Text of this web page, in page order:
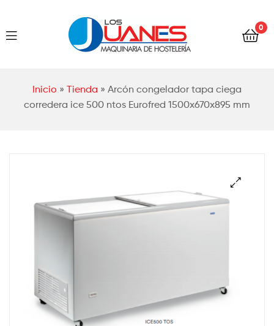
Los
0
Inicio » Tienda » Arcón congelador tapa ciega
corredera ice 500 ntos Eurofred 1500x670x895 mm
Los